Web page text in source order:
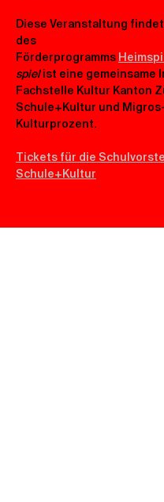
Diese Veranstaltung findet
des
Förderprogramms
spiel ist eine gemeinsame
Fachstelle Kultur Kanton
Schule+Kultur und
Kulturprozent.
Tickets für die
Schule+Kultur